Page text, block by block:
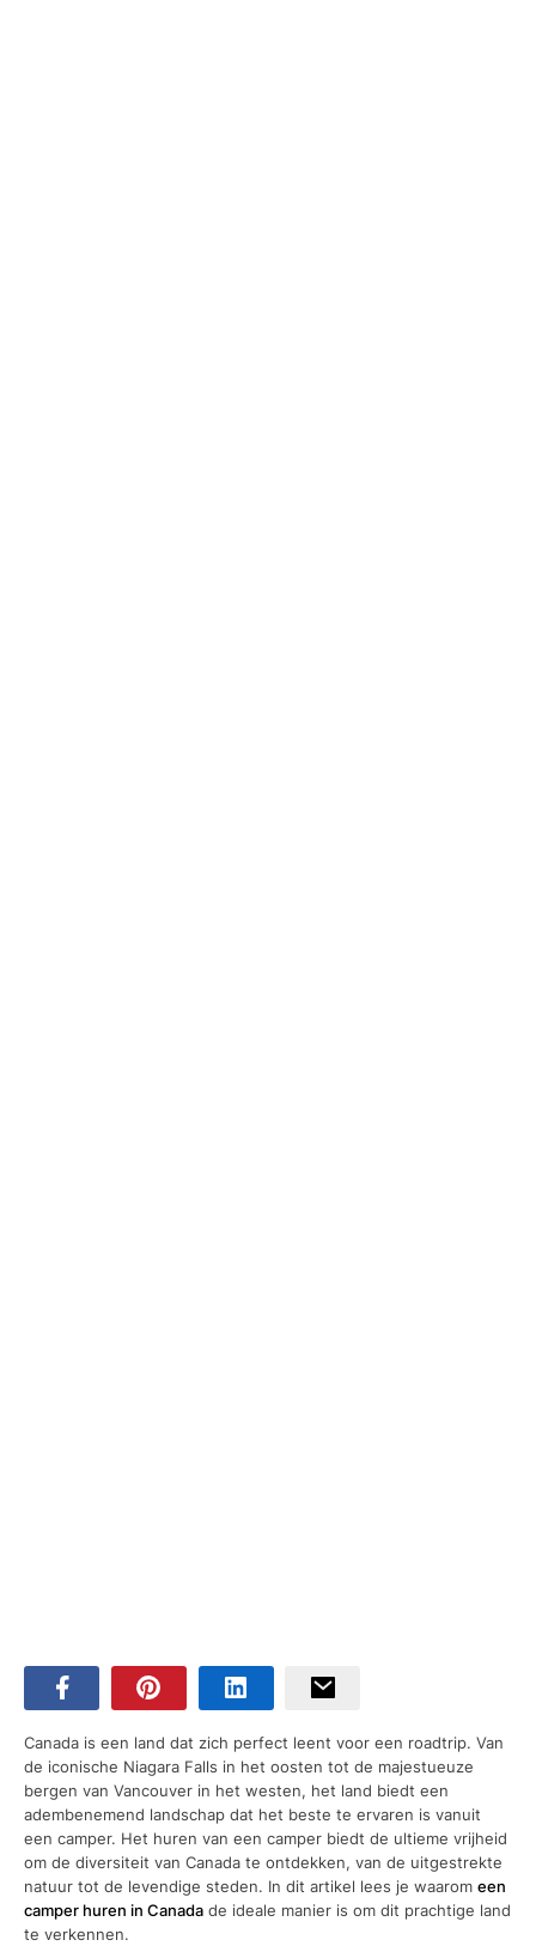
Canada is een land dat zich perfect leent voor een roadtrip. Van
de iconische Niagara Falls in het oosten tot de majestueuze
bergen van Vancouver in het westen, het land biedt een
adembenemend landschap dat het beste te ervaren is vanuit
een camper. Het huren van een camper biedt de ultieme vrijheid
om de diversiteit van Canada te ontdekken, van de uitgestrekte
natuur tot de levendige steden. In dit artikel lees je waarom een
camper huren in Canada de ideale manier is om dit prachtige land
te verkennen.